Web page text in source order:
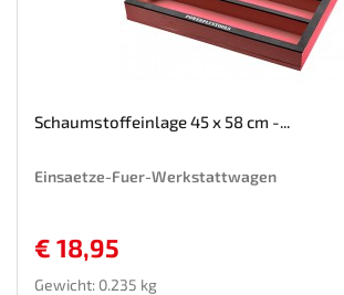
Schaumstoffeinlage 45 x 58 cm -...
Einsaetze-Fuer-Werkstattwagen
€ 18,95
Gewicht: 0.235 kg